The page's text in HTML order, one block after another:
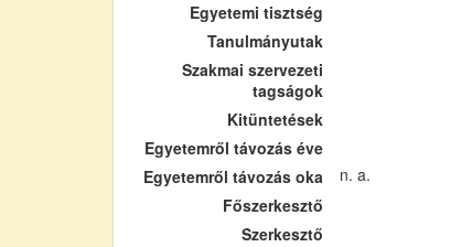
Egyetemi tisztség
Tanulmányutak
Szakmai szervezeti
tagságok
Kitüntetések
Egyetemről távozás éve
Egyetemről távozás oka
n. a.
Főszerkesztő
Szerkesztő